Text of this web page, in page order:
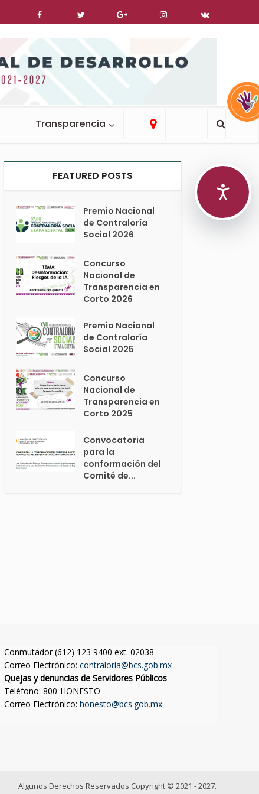
Transparencia
FEATURED POSTS
Premio Nacional
de Contraloría
Social 2026
Concurso
Nacional de
Transparencia en
Corto 2026
Premio Nacional
de Contraloría
Social 2025
Concurso
Nacional de
Transparencia en
Corto 2025
Convocatoria
para la
conformación del
Comité de...
Conmutador (612) 123 9400 ext. 02038
Correo Electrónico:contraloria@bcs.gob.mx
Quejas y denuncias de Servidores Públicos
Teléfono: 800-HONESTO
Correo Electrónico:honesto@bcs.gob.mx
Algunos Derechos Reservados Copyright © 2021 - 2027.